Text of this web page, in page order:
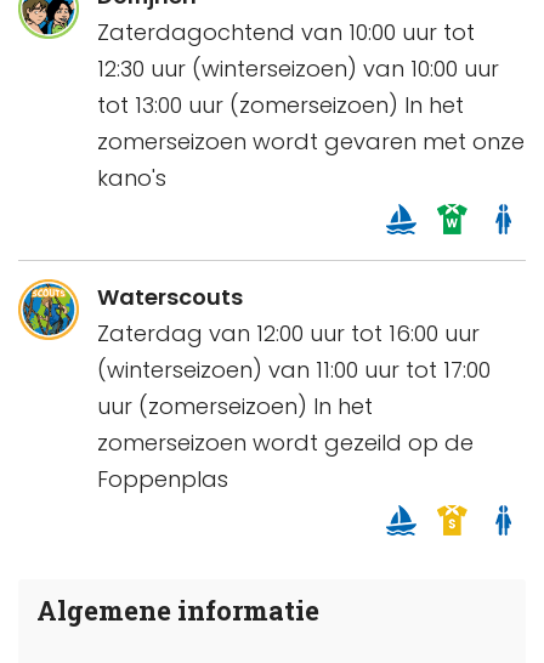
Zaterdagochtend van 10:00 uur tot
12:30 uur (winterseizoen) van 10:00 uur
tot 13:00 uur (zomerseizoen) In het
zomerseizoen wordt gevaren met onze
kano's
Waterscouts
Zaterdag van 12:00 uur tot 16:00 uur
(winterseizoen) van 11:00 uur tot 17:00
uur (zomerseizoen) In het
zomerseizoen wordt gezeild op de
Foppenplas
Algemene informatie